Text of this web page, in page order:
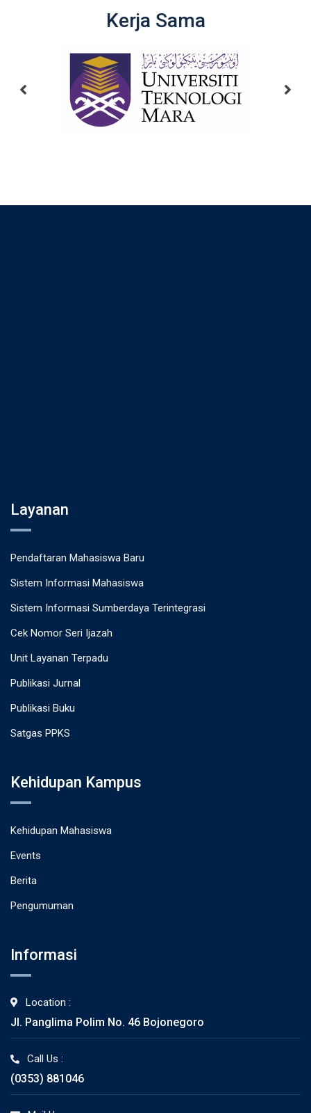
Kerja Sama
Layanan
Pendaftaran Mahasiswa Baru
Sistem Informasi Mahasiswa
Sistem Informasi Sumberdaya Terintegrasi
Cek Nomor Seri Ijazah
Unit Layanan Terpadu
Publikasi Jurnal
Publikasi Buku
Satgas PPKS
Kehidupan Kampus
Kehidupan Mahasiswa
Events
Berita
Pengumuman
Informasi
Location :
Jl. Panglima Polim No. 46 Bojonegoro
Call Us :
(0353) 881046